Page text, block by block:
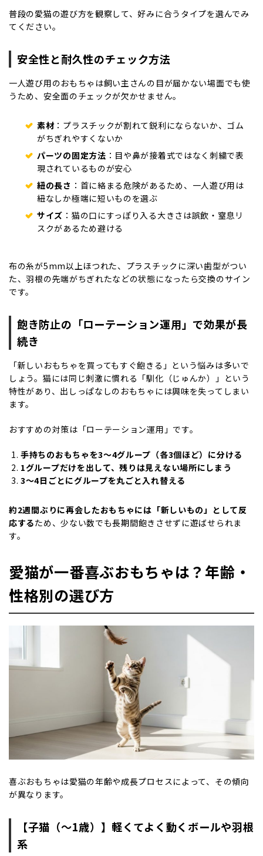
普段の愛猫の遊び方を観察して、好みに合うタイプを選んでみ
てください。
安全性と耐久性のチェック方法
一人遊び用のおもちゃは飼い主さんの目が届かない場面でも使
うため、安全面のチェックが欠かせません。
素材：プラスチックが割れて鋭利にならないか、ゴム
がちぎれやすくないか
パーツの固定方法 ：目や鼻が接着式ではなく刺繍で表
現されているものが安心
紐の長さ ：首に絡まる危険があるため、一人遊び用は
紐なしか極端に短いものを選ぶ
サイズ ：猫の口にすっぽり入る大きさは誤飲・窒息リ
スクがあるため避ける
布の糸が5mm以上ほつれた、プラスチックに深い歯型がつい
た、羽根の先端がちぎれたなどの状態になったら交換のサイン
です。
飽き防止の「ローテーション運用」で効果が長
続き
「新しいおもちゃを買ってもすぐ飽きる」という悩みは多いで
しょう。猫には同じ刺激に慣れる「馴化（じゅんか）」という
特性があり、出しっぱなしのおもちゃには興味を失ってしまい
ます。
おすすめの対策は「ローテーション運用」です。
手持ちのおもちゃを3〜4グループ（各3個ほど）に分ける
1グループだけを出して、残りは見えない場所にしまう
3〜4日ごとにグループを丸ごと入れ替える
約2週間ぶりに再会したおもちゃには「新しいもの」として反
応するため、少ない数でも長期間飽きさせずに遊ばせられま
す。
愛猫が一番喜ぶおもちゃは？年齢・
性格別の選び方
喜ぶおもちゃは愛猫の年齢や成長プロセスによって、その傾向
が異なります。
【子猫（〜1歳）】軽くてよく動くボールや羽根
系